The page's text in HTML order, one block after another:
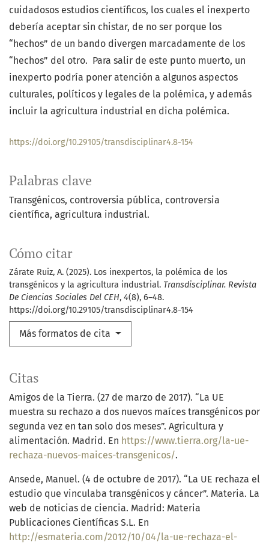
Palabras clave
Transgénicos, controversia pública, controversia
científica, agricultura industrial.
Cómo citar
Zárate Ruiz, A. (2025). Los inexpertos, la polémica de los
transgénicos y la agricultura industrial. Transdisciplinar. Revista
De Ciencias Sociales Del CEH, 4(8), 6–48.
https://doi.org/10.29105/transdisciplinar4.8-154
Más formatos de cita
cuidadosos estudios científicos, los cuales el inexperto
debería aceptar sin chistar, de no ser porque los
“hechos” de un bando divergen marcadamente de los
“hechos” del otro. Para salir de este punto muerto, un
inexperto podría poner atención a algunos aspectos
culturales, políticos y legales de la polémica, y además
incluir la agricultura industrial en dicha polémica.
https://doi.org/10.29105/transdisciplinar4.8-154
Citas
Amigos de la Tierra. (27 de marzo de 2017). “La UE
muestra su rechazo a dos nuevos maíces transgénicos por
segunda vez en tan solo dos meses”. Agricultura y
alimentación. Madrid. En https://www.tierra.org/la-ue-
rechaza-nuevos-maices-transgenicos/.
Ansede, Manuel. (4 de octubre de 2017). “La UE rechaza el
estudio que vinculaba transgénicos y cáncer”. Materia. La
web de noticias de ciencia. Madrid: Materia
Publicaciones Científicas S.L. En
http://esmateria.com/2012/10/04/la-ue-rechaza-el-